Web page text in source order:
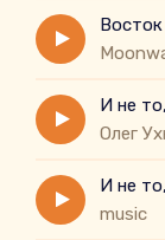
Совсем не
Восток
Олег
И не
music